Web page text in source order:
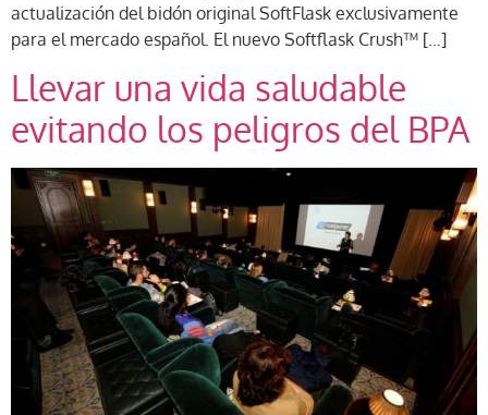
actualización del bidón original SoftFlask exclusivamente
para el mercado español. El nuevo Softflask Crush™ […]
Llevar una vida saludable
evitando los peligros del BPA